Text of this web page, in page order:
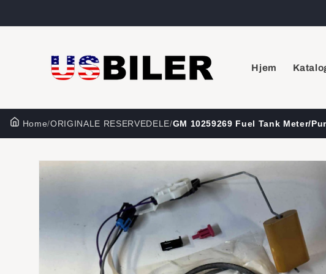
Hjem
Home/ORIGINALE RESERVEDELE/GM 10259269 Fuel Tank Meter/
produktoplysninger